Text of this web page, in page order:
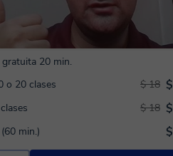
gratuita 20 min.
o 20 clases
$ 18
$ 18
min.)